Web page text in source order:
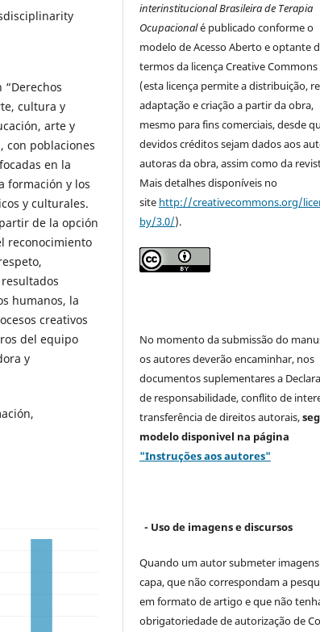
cultura y
arte y
con poblaciones
en la
formación y los
y culturales.
de la opción
reconocimiento
humanos, la
creativos
del equipo
y
interinstitucional Brasileira de Terapia
Ocupacionalé publicado conforme o
modelo de Acesso Aberto e optante
termos da licença Creative Commons
(esta licença permite a distribuição,
adaptação e criação a partir da obra,
mesmo para fins comerciais, desde
devidos créditos sejam dados aos
autoras da obra, assim como da
Mais detalhes disponíveis no
site http://creativecommons.org/
by/3.0/).
No momento da submissão do
os autores deverão encaminhar, nos
documentos suplementares a
de responsabilidade, conflito de
transferência de direitos autorais,
modelodisponivel na página
"Instruções aos autores"
- Uso de imagens e discursos
Quando um autor submeter
capa, que não correspondam a
em formato de artigo e que não
obrigatoriedade de autorização de